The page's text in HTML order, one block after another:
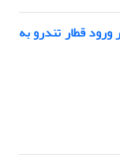
قطار تندرو به